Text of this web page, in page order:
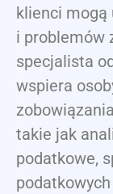
klienci mogą
i problemów
specjalista
wspiera
takie jak
podatkowe,